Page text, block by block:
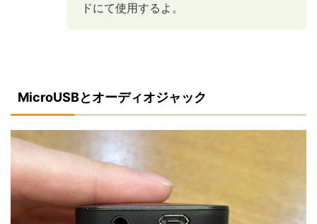
ドにて使用するよ。
MicroUSBとオーディオジャック